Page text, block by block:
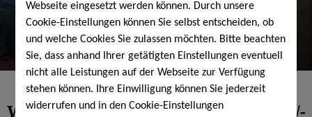
Webseite eingesetzt werden können. Durch unsere
Cookie-Einstellungen können Sie selbst entscheiden, ob
und welche Cookies Sie zulassen möchten. Bitte beachten
Sie, dass anhand Ihrer getätigten Einstellungen eventuell
nicht alle Leistungen auf der Webseite zur Verfügung
stehen können. Ihre Einwilligung können Sie jederzeit
widerrufen und in den Cookie-Einstellungen
Wir suchen dich: Physiotherapeut/-